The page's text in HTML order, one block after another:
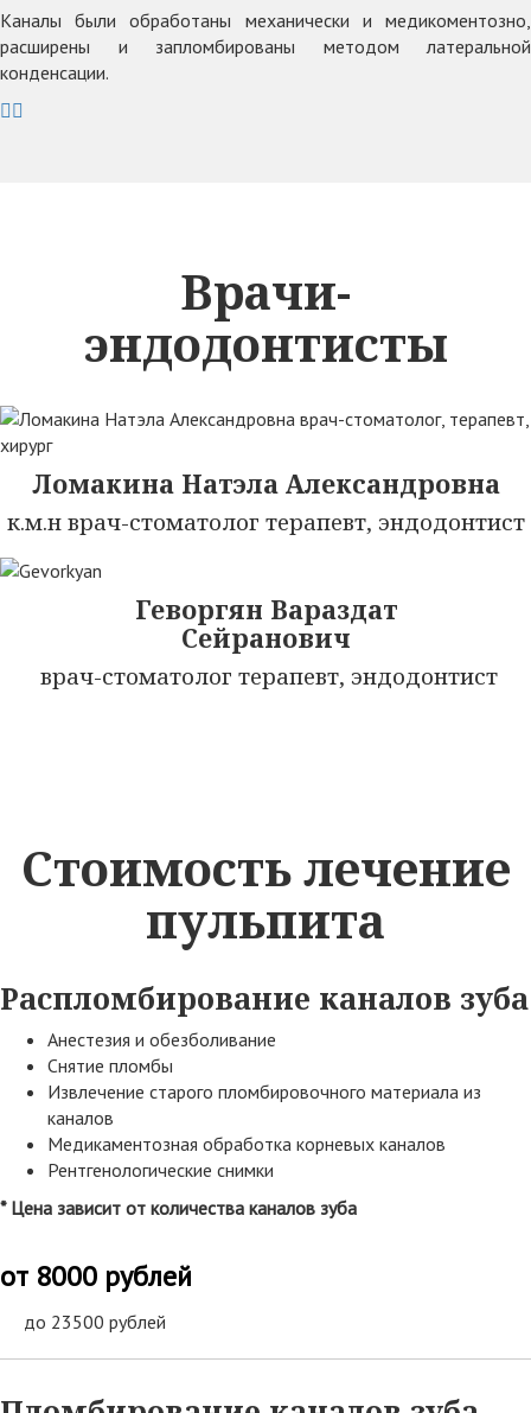
Каналы были обработаны механически и медикоментозно,
расширены и запломбированы методом латеральной
конденсации.
Врачи-
эндодонтисты
Ломакина Натэла Александровна
к.м.н врач-стоматолог терапевт, эндодонтист
Геворгян Вараздат
Сейранович
врач-стоматолог терапевт, эндодонтист
Стоимость лечение
пульпита
Распломбирование каналов зуба
Анестезия и обезболивание
Снятие пломбы
Извлечение старого пломбировочного материала из
каналов
Медикаментозная обработка корневых каналов
Рентгенологические снимки
* Цена зависит от количества каналов зуба
от 8000 рублей
до 23500 рублей